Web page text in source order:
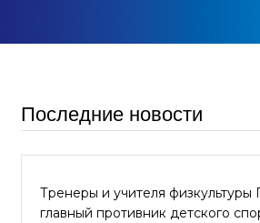
Последние новости
Тренеры и учителя физкультуры
главный противник детского